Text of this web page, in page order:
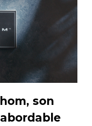
son